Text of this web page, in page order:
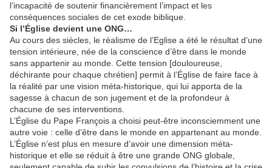
l’incapacité de soutenir financièrement l’impact et les
conséquences sociales de cet exode biblique.
Si l’Église devient une ONG…
Au cours des siècles, le réalisme de l’Eglise a été le résultat d’une
tension intérieure, née de la conscience d’être dans le monde
sans appartenir au monde. Cette tension [douloureuse,
déchirante pour chaque chrétien] permit à l’Église de faire face à
la réalité par une vision méta-historique, qui lui apporta de la
sagesse à chacun de son jugement et de la profondeur à
chacune de ses interventions.
L’Église du Pape François a choisi peut-être inconsciemment une
autre voie : celle d’être dans le monde en appartenant au monde.
L’Église n’est plus en mesure d’avoir une dimension méta-
historique et elle se réduit à être une grande ONG globale,